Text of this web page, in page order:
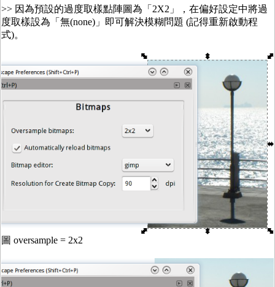
>> 因為預設的過度取樣點陣圖為「2X2」，在偏好設定中將過
度取樣設為「無(none)」即可解決模糊問題 (記得重新啟動程
式)。
圖 oversample = 2x2